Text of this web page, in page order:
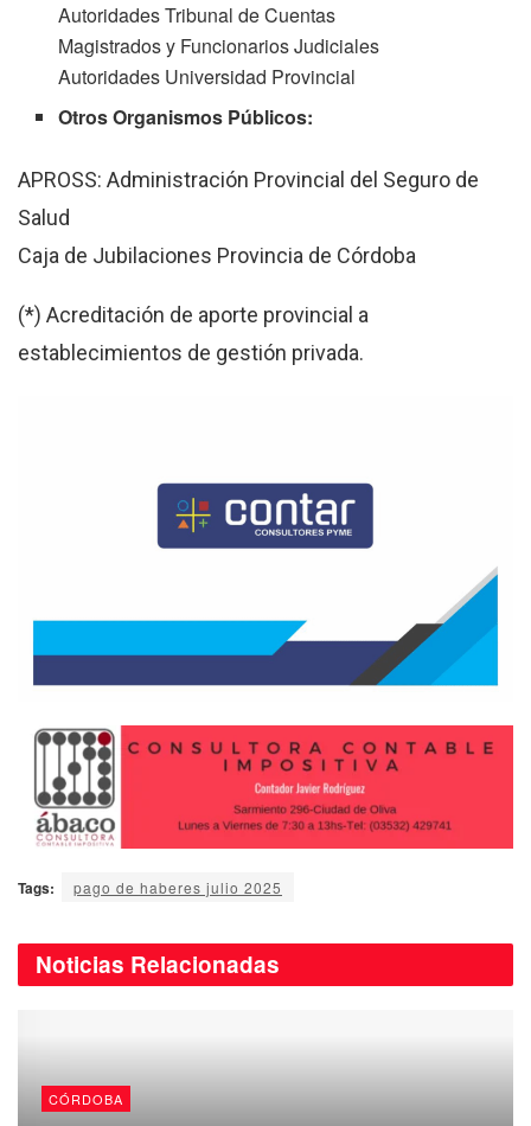
Autoridades Tribunal de Cuentas
Magistrados y Funcionarios Judiciales
Autoridades Universidad Provincial
Otros Organismos Públicos:
APROSS: Administración Provincial del Seguro de
Salud
Caja de Jubilaciones Provincia de Córdoba
(*) Acreditación de aporte provincial a
establecimientos de gestión privada.
Tags: pago de haberes julio 2025
Noticias Relacionadas
CÓRDOBA